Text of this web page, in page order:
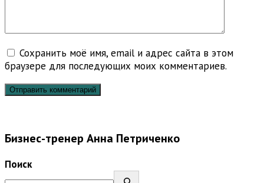
Сохранить моё имя, email и адрес сайта в этом
браузере для последующих моих комментариев.
Бизнес-тренер Анна Петриченко
Поиск